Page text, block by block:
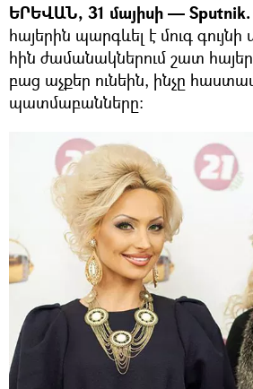
ԵՐԵՎԱՆ, 31 մայիսի — Sputnik.
հայերին պարգևել է մուգ
հին ժամանակներում շատ
բաց աչքեր ունեին, ինչը
պատմաբանները։